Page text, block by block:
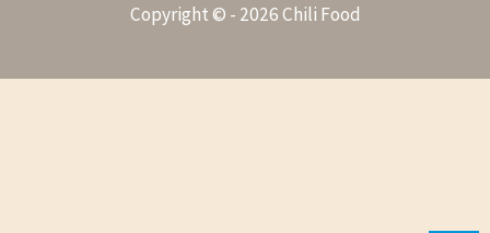
Copyright © - 2026 Chili Food